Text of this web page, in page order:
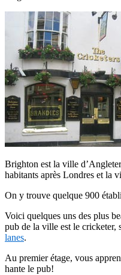
Brighton est la ville
habitants après Londres et la
On y trouve quelque 900
Voici quelques uns des plus
pub de la ville est le cricketer,
lanes.
Au premier étage, vous
hante le pub!